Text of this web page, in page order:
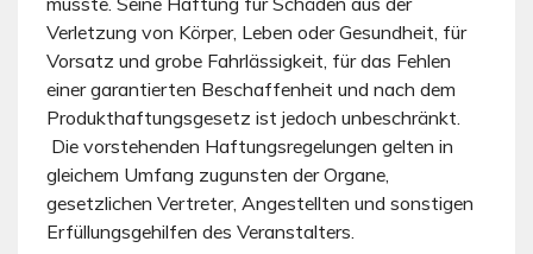
Verletzung von Körper, Leben oder Gesundheit, für
Vorsatz und grobe Fahrlässigkeit, für das Fehlen
einer garantierten Beschaffenheit und nach dem
Produkthaftungsgesetz ist jedoch unbeschränkt.
Die vorstehenden Haftungsregelungen gelten in
gleichem Umfang zugunsten der Organe,
gesetzlichen Vertreter, Angestellten und sonstigen
Erfüllungsgehilfen des Veranstalters.